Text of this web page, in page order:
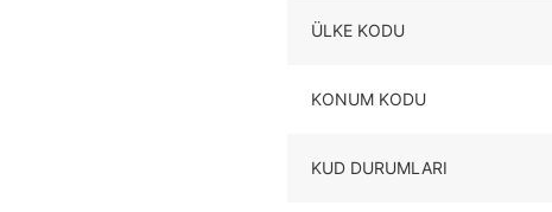
ÜLKE KODU
KONUM KODU
KUD DURUMLARI